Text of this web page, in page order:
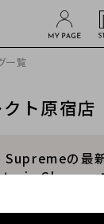
一覧
ト原宿店
Supremeの最
Glamour